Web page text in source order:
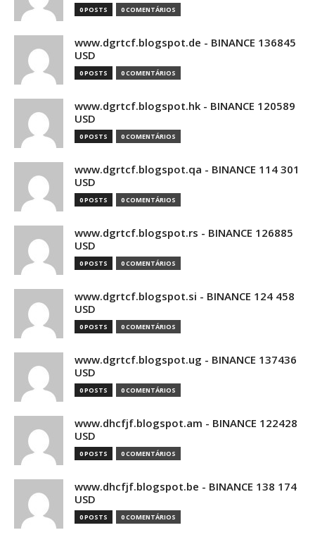
0 POSTS 0 COMENTÁRIOS
www.dgrtcf.blogspot.de - BINANCE 136845
USD
0 POSTS 0 COMENTÁRIOS
www.dgrtcf.blogspot.hk - BINANCE 120589
USD
0 POSTS 0 COMENTÁRIOS
www.dgrtcf.blogspot.qa - BINANCE 114 301
USD
0 POSTS 0 COMENTÁRIOS
www.dgrtcf.blogspot.rs - BINANCE 126885
USD
0 POSTS 0 COMENTÁRIOS
www.dgrtcf.blogspot.si - BINANCE 124 458
USD
0 POSTS 0 COMENTÁRIOS
www.dgrtcf.blogspot.ug - BINANCE 137436
USD
0 POSTS 0 COMENTÁRIOS
www.dhcfjf.blogspot.am - BINANCE 122428
USD
0 POSTS 0 COMENTÁRIOS
www.dhcfjf.blogspot.be - BINANCE 138 174
USD
0 POSTS 0 COMENTÁRIOS